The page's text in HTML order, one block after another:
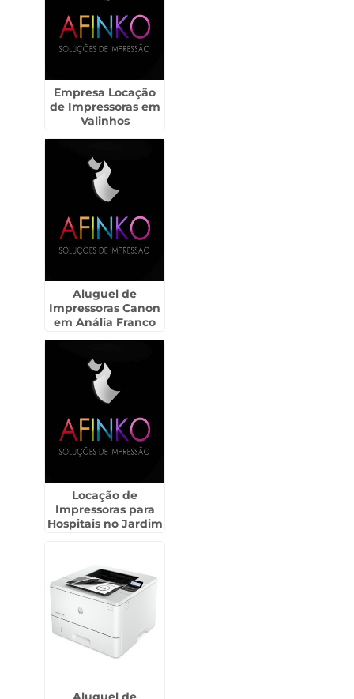
Empresa Locação
de Impressoras em
Valinhos
Aluguel de
Impressoras Canon
em Anália Franco
Locação de
Impressoras para
Hospitais no Jardim